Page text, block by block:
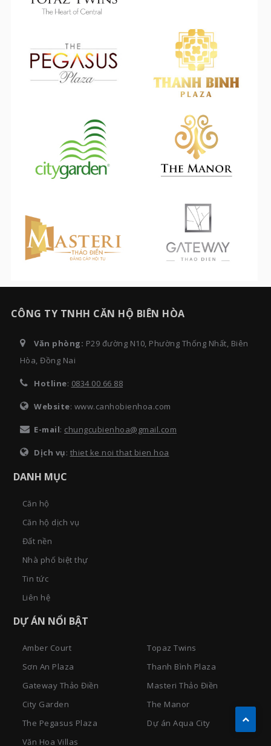
CÔNG TY TNHH CĂN HỘ BIÊN HÒA
Văn phòng: P29 đường N10, Phường Thống Nhất, Biên
Hòa, Đồng Nai
Hotline: 0834 00 66 88
Website: www.canhobienhoa.com
E-mail: chungcubienhoa@gmail.com
Dịch vụ: thiet ke noi that bien hoa
DANH MỤC
Căn hộ
Căn hộ dịch vụ
Đất nền
Nhà phố biệt thự
Tin tức
Liên hệ
DỰ ÁN NỔI BẬT
Amber Court
Topaz Twins
Sơn An Plaza
Thanh Bình Plaza
Gateway Thảo Điền
Masteri Thảo Điền
City Garden
The Manor
The Pegasus Plaza
Dự án Aqua City
Văn Hoa Villas